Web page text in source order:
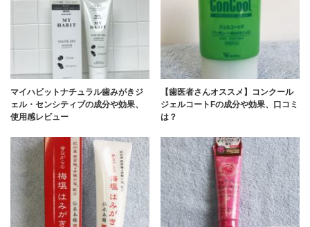
マイハビットナチュラル歯みがきジ
ェル・センシティブの成分や効果、
使用感レビュー
【歯医者さんオススメ】コンクール
ジェルコートFの成分や効果、口コミ
は？